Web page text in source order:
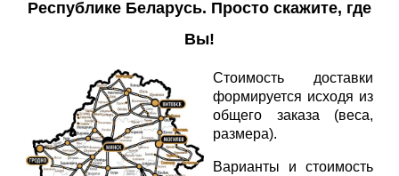
Республике Беларусь. Просто скажите, где
Вы!
Стоимость доставки
формируется исходя из
общего заказа (веса,
размера).
Варианты и стоимость